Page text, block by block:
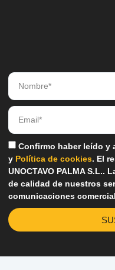
Confirmo haber leído y
y Política de cookies. El
UNOCTAVO PALMA S.L..
de calidad de nuestros
comunicaciones